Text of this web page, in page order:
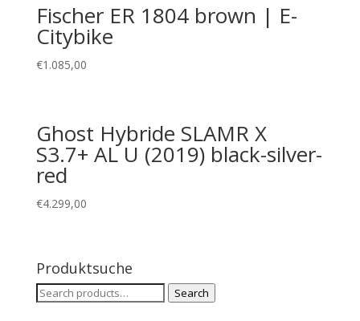
Fischer ER 1804 brown | E-
Citybike
€1.085,00
Ghost Hybride SLAMR X
S3.7+ AL U (2019) black-silver-
red
€4.299,00
Produktsuche
Search
Search